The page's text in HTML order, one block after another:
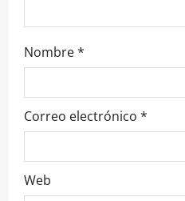
t
r
d
a
s
Nombre*
Correo electrónico *
Web